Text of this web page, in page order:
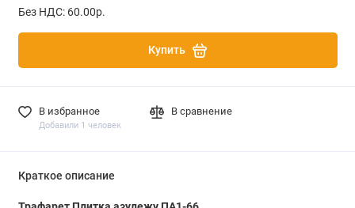
Без НДС: 60.00р.
Купить
В избранное
Добавили 1 человек
В сравнение
Краткое описание